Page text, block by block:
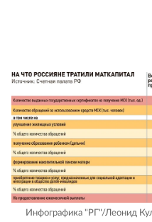
Инфографика "РГ"/Леонид